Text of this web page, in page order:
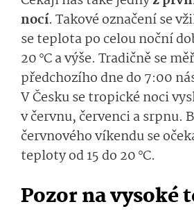
nocí. Takové označení se
se teplota po celou noční
20 °C a výše. Tradičně se
předchozího dne do 7:00
V Česku se tropické noci
v červnu, červenci a srpnu.
červnového víkendu se
teploty od 15 do 20 °C.
Pozor na vysoké